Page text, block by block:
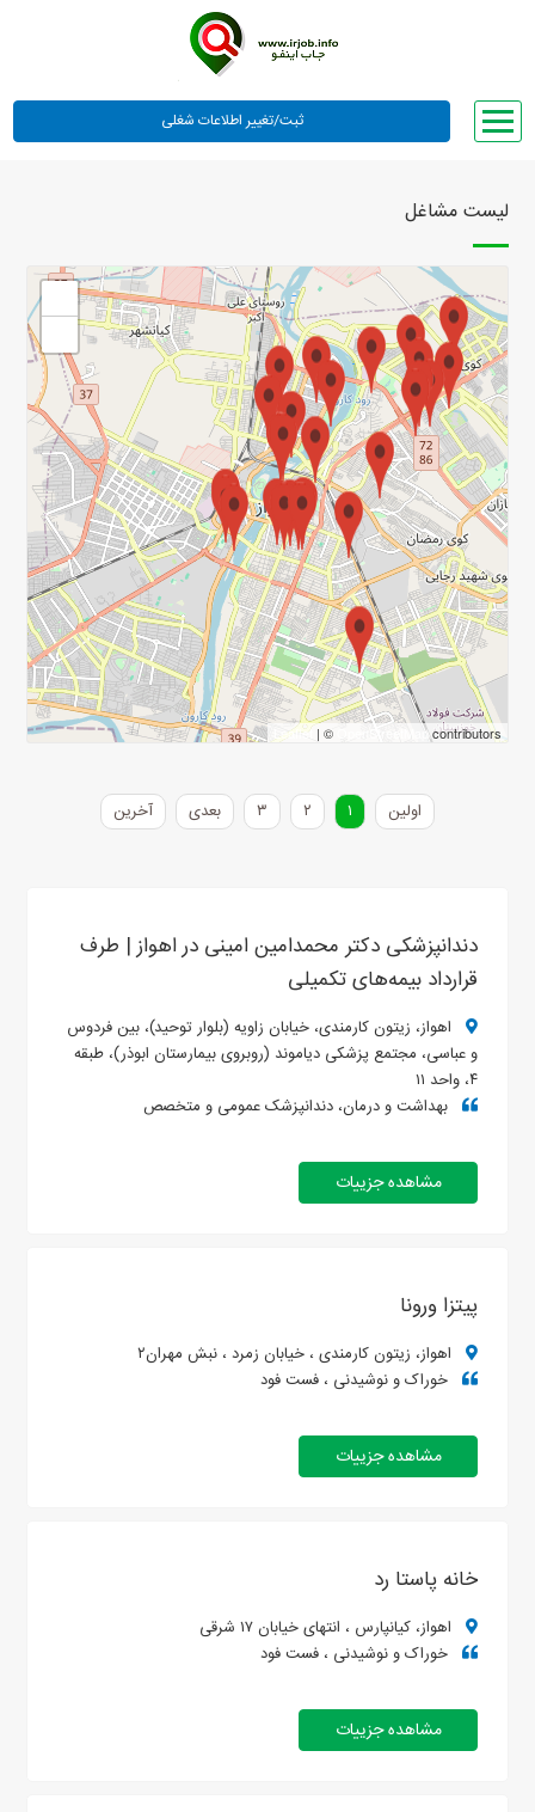
لیست مشاغل
معرفی ما
تعرفه ها
راهنما
ورود یا عضویت
لیست مشاغل
Leaflet | © OpenStreetMapcontributors
اولین ۱ ۲ ۳ بعدی آخرین
دندانپزشکی دکتر محمدامین امینی در اهواز | طرف
قرارداد بیمه‌های تکمیلی
اهواز، زیتون کارمندی، خیابان زاویه (بلوار توحید)، بین فردوس
و عباسی، مجتمع پزشکی دیاموند (روبروی بیمارستان ابوذر)، طبقه
۴، واحد ۱۱
بهداشت و درمان، دندانپزشک عمومی و متخصص
مشاهده جزییات
پیتزا ورونا
اهواز، زیتون کارمندی ، خیابان زمرد ، نبش مهران۲
خوراک و نوشیدنی ، فست فود
مشاهده جزییات
خانه پاستا رد
اهواز، کیانپارس ، انتهای خیابان ۱۷ شرقی
خوراک و نوشیدنی ، فست فود
مشاهده جزییات